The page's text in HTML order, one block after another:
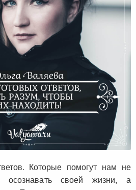
Которые помогут нам не
осознавать своей жизни, а